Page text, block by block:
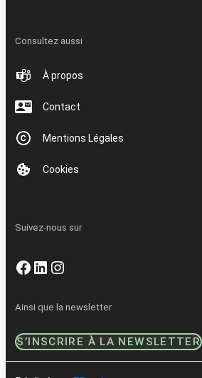
Consultez aussi
À propos
Contact
Mentions Légales
Cookies
Suivez-nous sur
Facebook
LinkedIn
Instagram
Ainsi que la newsletter
S’INSCRIRE À LA NEWSLETTER